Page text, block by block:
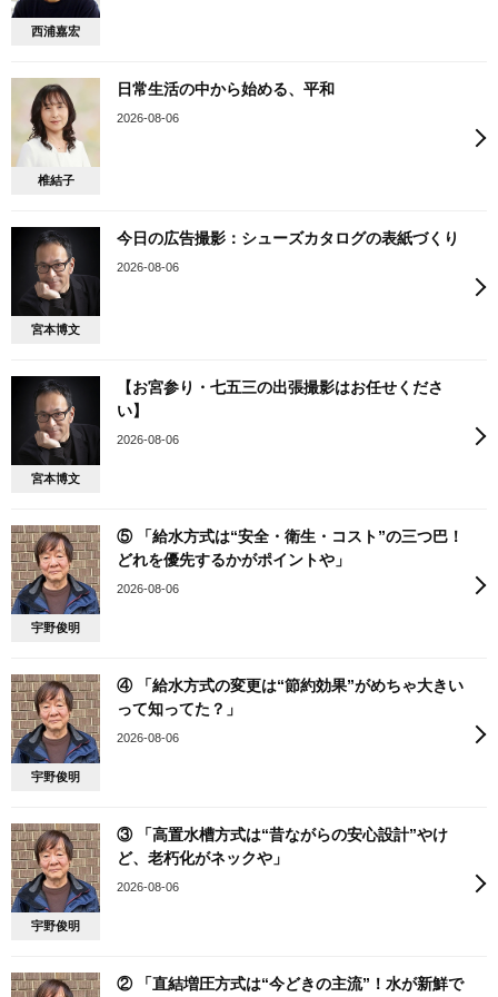
西浦嘉宏
椎結子
日常生活の中から始める、平和
2026-08-06
宮本博文
今日の広告撮影：シューズカタログの表紙づくり
2026-08-06
宮本博文
【お宮参り・七五三の出張撮影はお任せくださ
い】
2026-08-06
宇野俊明
⑤ 「給水方式は“安全・衛生・コスト”の三つ巴！
どれを優先するかがポイントや」
2026-08-06
宇野俊明
④ 「給水方式の変更は“節約効果”がめちゃ大きい
って知ってた？」
2026-08-06
宇野俊明
③ 「高置水槽方式は“昔ながらの安心設計”やけ
ど、老朽化がネックや」
2026-08-06
② 「直結増圧方式は“今どきの主流”！水が新鮮で